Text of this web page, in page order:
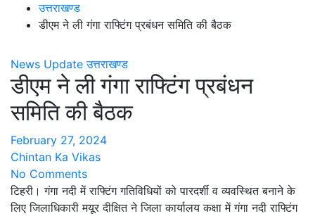
उत्तराखण्ड
डीएम ने ली गंगा राफ्टिंग प्रबंधन समिति की बैठक
News Update उत्तराखण्ड
डीएम ने ली गंगा राफ्टिंग प्रबंधन
समिति की बैठक
February 27, 2024
Chintan Ka Vikas
No Comments
टिहरी। गंगा नदी में राफ्टिंग गतिविधियों को पारदर्शी व व्यवस्थित बनाने के
लिए जिलाधिकारी मयूर दीक्षित ने जिला कार्यालय कक्षा में गंगा नदी राफ्टिंग